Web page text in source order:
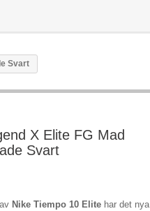
Svart
X Elite FG Mad
Svart
Nike Tiempo 10 Elite har det nya